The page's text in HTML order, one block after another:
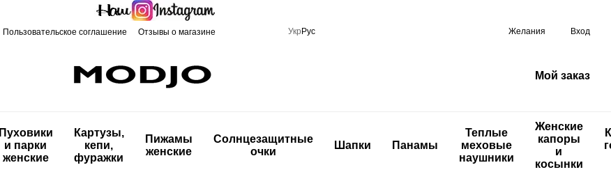
Пользовательское соглашение Отзывы о магазине Укр Рус Желания Вход
Мой заказ
Пуховики
и парки
женские
Картузы,
кепи,
фуражки
Пижамы
женские
Солнцезащитные
очки
Шапки Панамы
Теплые
меховые
наушники
Женские
капоры
и
косынки